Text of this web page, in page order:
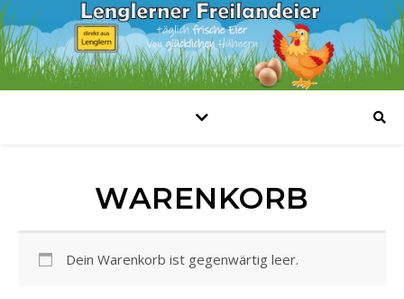
WARENKORB
Dein Warenkorb ist gegenwärtig leer.